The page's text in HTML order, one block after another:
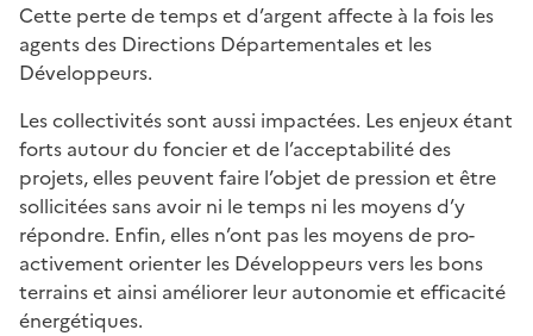
Cette perte de temps et d’argent affecte à la fois les
agents des Directions Départementales et les
Développeurs.
Les collectivités sont aussi impactées. Les enjeux étant
forts autour du foncier et de l’acceptabilité des
projets, elles peuvent faire l’objet de pression et être
sollicitées sans avoir ni le temps ni les moyens d’y
répondre. Enfin, elles n’ont pas les moyens de pro-
activement orienter les Développeurs vers les bons
terrains et ainsi améliorer leur autonomie et efficacité
énergétiques.